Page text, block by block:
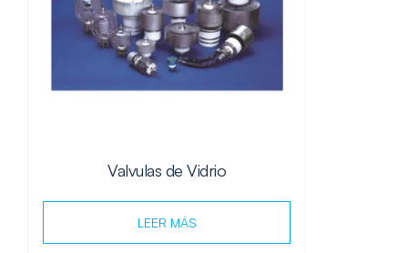
Valvulas de Vidrio
LEER MÁS